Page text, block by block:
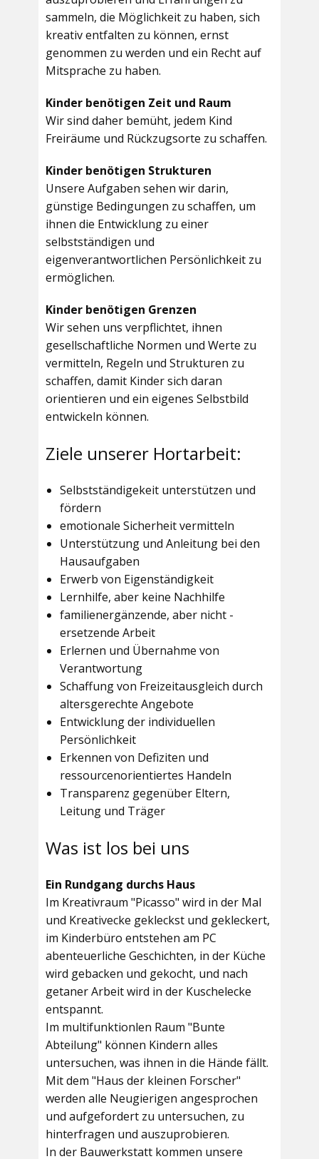
sammeln, die Möglichkeit zu haben, sich
kreativ entfalten zu können, ernst
genommen zu werden und ein Recht auf
Mitsprache zu haben.
Kinder benötigen Zeit und Raum
Wir sind daher bemüht, jedem Kind
Freiräume und Rückzugsorte zu schaffen.
Kinder benötigen Strukturen
Unsere Aufgaben sehen wir darin,
günstige Bedingungen zu schaffen, um
ihnen die Entwicklung zu einer
selbstständigen und
eigenverantwortlichen Persönlichkeit zu
ermöglichen.
Kinder benötigen Grenzen
Wir sehen uns verpflichtet, ihnen
gesellschaftliche Normen und Werte zu
vermitteln, Regeln und Strukturen zu
schaffen, damit Kinder sich daran
orientieren und ein eigenes Selbstbild
entwickeln können.
Ziele unserer Hortarbeit:
Selbstständigekeit unterstützen und
fördern
emotionale Sicherheit vermitteln
Unterstützung und Anleitung bei den
Hausaufgaben
Erwerb von Eigenständigkeit
Lernhilfe, aber keine Nachhilfe
familienergänzende, aber nicht -
ersetzende Arbeit
Erlernen und Übernahme von
Verantwortung
Schaffung von Freizeitausgleich durch
altersgerechte Angebote
Entwicklung der individuellen
Persönlichkeit
Erkennen von Defiziten und
ressourcenorientiertes Handeln
Transparenz gegenüber Eltern,
Leitung und Träger
Was ist los bei uns
Ein Rundgang durchs Haus
Im Kreativraum "Picasso" wird in der Mal
und Kreativecke gekleckst und gekleckert,
im Kinderbüro entstehen am PC
abenteuerliche Geschichten, in der Küche
wird gebacken und gekocht, und nach
getaner Arbeit wird in der Kuschelecke
entspannt.
Im multifunktionlen Raum "Bunte
Abteilung" können Kindern alles
untersuchen, was ihnen in die Hände fällt.
Mit dem "Haus der kleinen Forscher"
werden alle Neugierigen angesprochen
und aufgefordert zu untersuchen, zu
hinterfragen und auszuprobieren.
In der Bauwerkstatt kommen unsere